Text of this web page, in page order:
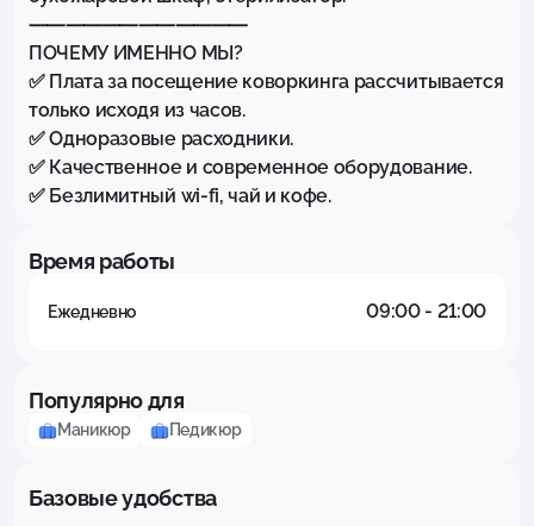
⸺⸺⸺⸺⸺⸺
ПОЧЕМУ ИМЕННО МЫ?
✅ Плата за посещение коворкинга рассчитывается
только исходя из часов.
✅ Одноразовые расходники.
✅ Качественное и современное оборудование.
✅ Безлимитный wi-fi, чай и кофе.
Время работы
Ежедневно 09:00 - 21:00
Популярно для
Маникюр Педикюр
Базовые удобства